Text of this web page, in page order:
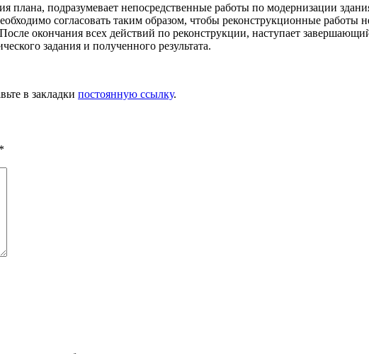
плана, подразумевает непосредственные работы по модернизации
согласовать таким образом, чтобы реконструкционные работы
окончания всех действий по реконструкции, наступает
задания и полученного результата.
в закладки постоянную ссылку.
*